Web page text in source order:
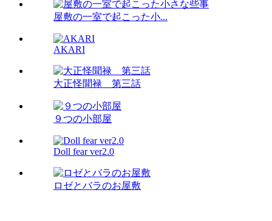
屋敷の一室で起こった小...
AKARI
大正怪聞禄 第三話
９つの小部屋
Doll fear ver2.0
ロゼとバラのお屋敷